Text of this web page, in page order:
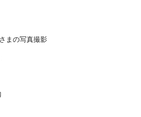
まの写真撮影